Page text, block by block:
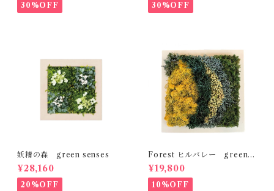
30%OFF 30%OFF
妖精の森 green senses
¥28,160
20%OFF
Forest ヒルバレー green s
enses
¥19,800
10%OFF